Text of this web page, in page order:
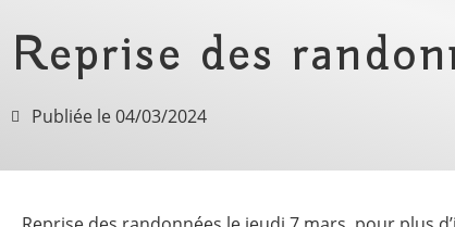
Reprise des
Publiée le04/03/2024